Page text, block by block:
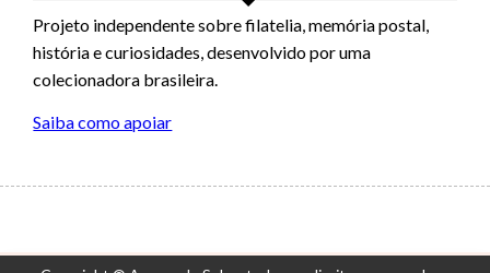
Projeto independente sobre filatelia, memória postal,
história e curiosidades, desenvolvido por uma
colecionadora brasileira.
Saiba como apoiar